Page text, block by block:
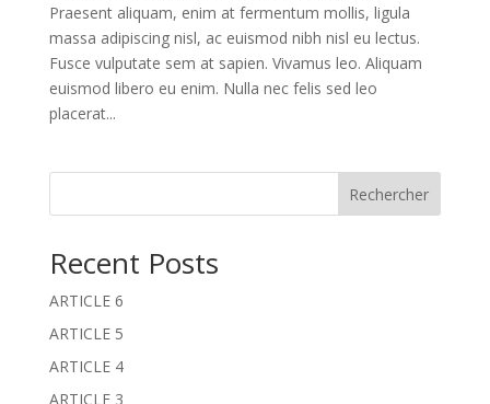
Praesent aliquam, enim at fermentum mollis, ligula
massa adipiscing nisl, ac euismod nibh nisl eu lectus.
Fusce vulputate sem at sapien. Vivamus leo. Aliquam
euismod libero eu enim. Nulla nec felis sed leo
placerat...
Rechercher
Recent Posts
ARTICLE 6
ARTICLE 5
ARTICLE 4
ARTICLE 3